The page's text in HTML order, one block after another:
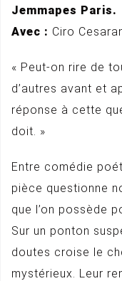
Jemmapes Paris.
Avec : Ciro
« Peut-on rire de
d’autres avant et
réponse à cette
doit. »
Entre comédie
pièce questionne
que l’on possède
Sur un ponton
doutes croise le
mystérieux. Leur